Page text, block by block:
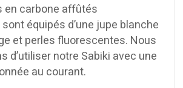
en carbone affûtés
équipés d’une jupe blanche
et perles fluorescentes. Nous
d’utiliser notre Sabiki avec une
au courant.